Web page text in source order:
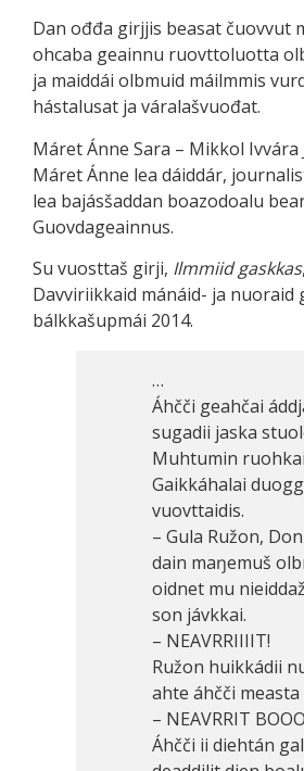
Dan ođđa girjjis beasat čuovvut
ohcaba geainnu ruovttoluotta
ja maiddái olbmuid máilmmis
hástalusat ja váralašvuođat.
Máret Ánne Sara – Mikkol Ivvára
Máret Ánne lea dáiddár,
lea bajásšaddan boazodoalu
Guovdageainnus.
Su vuosttaš girji, Ilmmiid gaskkas
Davviriikkaid mánáid- ja nuoraid
bálkkašupmái 2014.
…
Áhčči geahčai
sugadii jaska
Muhtumin
Gaikkáhalai
vuovttaidis.
– Gula Ružon,
dain maŋemuš
oidnet mu
son jávkkai.
– NEAVRRIIIIT!
Ružon huikkádii
ahte áhčči
– NEAVRRIT
Áhčči ii diehtán